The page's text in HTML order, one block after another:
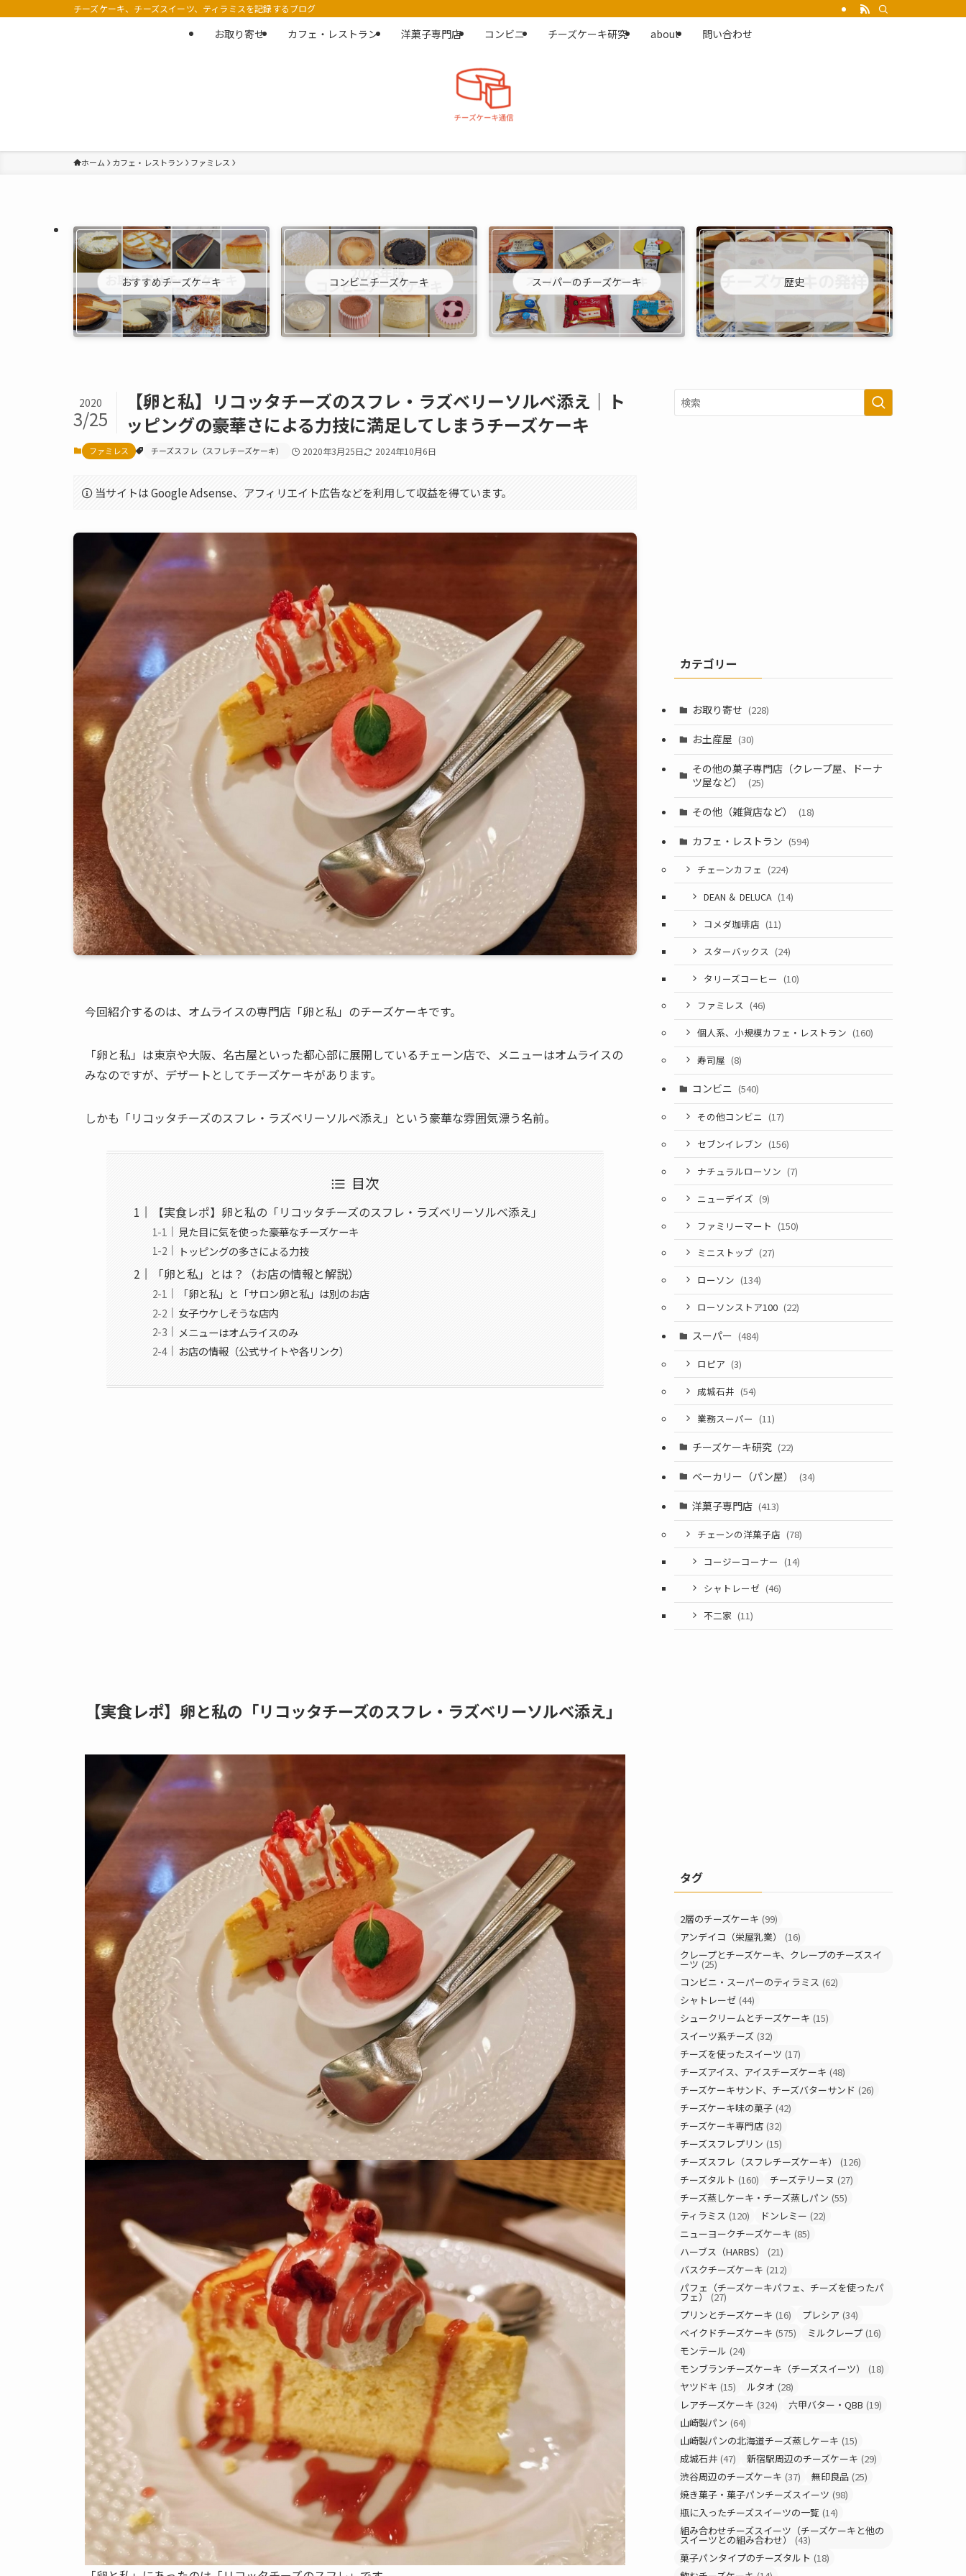
チーズケーキ、チーズスイーツ、ティラミスを記録するブログ
お取り寄せ カフェ・レストラン 洋菓子専門店 コンビニ チーズケーキ研究 about 問い合わせ
ホーム カフェ・レストラン ファミレス
おすすめチーズケーキ コンビニチーズケーキ スーパーのチーズケーキ 歴史
【卵と私】リコッタチーズのスフレ・ラズベリーソルベ添え｜ト
ッピングの豪華さによる力技に満足してしまうチーズケーキ
2020
3/25
ファミレス チーズスフレ（スフレチーズケーキ） 2020年3月25日 2024年10月6日
当サイトは Google Adsense、アフィリエイト広告などを利用して収益を得ています。
今回紹介するのは、オムライスの専門店「卵と私」のチーズケーキです。
「卵と私」は東京や大阪、名古屋といった都心部に展開しているチェーン店で、メニューはオムライスの
みなのですが、デザートとしてチーズケーキがあります。
しかも「リコッタチーズのスフレ・ラズベリーソルベ添え」という豪華な雰囲気漂う名前。
目次
【実食レポ】卵と私の「リコッタチーズのスフレ・ラズベリーソルベ添え」
見た目に気を使った豪華なチーズケーキ
トッピングの多さによる力技
「卵と私」とは？（お店の情報と解説）
「卵と私」と「サロン卵と私」は別のお店
女子ウケしそうな店内
メニューはオムライスのみ
お店の情報（公式サイトや各リンク）
【実食レポ】卵と私の「リコッタチーズのスフレ・ラズベリーソルベ添え」
カテゴリー
お取り寄せ (228)
お土産屋 (30)
その他の菓子専門店（クレープ屋、ドーナ
ツ屋など）
(25)
その他（雑貨店など） (18)
カフェ・レストラン (594)
チェーンカフェ (224)
DEAN ＆ DELUCA (14)
コメダ珈琲店 (11)
スターバックス (24)
タリーズコーヒー (10)
ファミレス (46)
個人系、小規模カフェ・レストラン (160)
寿司屋 (8)
コンビニ (540)
その他コンビニ (17)
セブンイレブン (156)
ナチュラルローソン (7)
ニューデイズ (9)
ファミリーマート (150)
ミニストップ (27)
ローソン (134)
ローソンストア100 (22)
スーパー (484)
ロピア (3)
成城石井 (54)
業務スーパー (11)
チーズケーキ研究 (22)
ベーカリー（パン屋） (34)
洋菓子専門店 (413)
チェーンの洋菓子店 (78)
コージーコーナー (14)
シャトレーゼ (46)
不二家 (11)
タグ
2層のチーズケーキ (99)
アンデイコ（栄屋乳業）
(16)
クレープとチーズケーキ、クレープのチーズスイ
ーツ (25)
コンビニ・スーパーのティラミス (62)
シャトレーゼ (44)
シュークリームとチーズケーキ (15)
スイーツ系チーズ (32)
チーズを使ったスイーツ (17)
チーズアイス、アイスチーズケーキ (48)
チーズケーキサンド、チーズバターサンド (26)
チーズケーキ味の菓子 (42)
チーズケーキ専門店 (32)
チーズスフレプリン (15)
チーズスフレ（スフレチーズケーキ）
(126)
チーズタルト (160) チーズテリーヌ (27)
チーズ蒸しケーキ・チーズ蒸しパン (55)
ティラミス (120) ドンレミー (22)
ニューヨークチーズケーキ (85)
ハーブス（HARBS）
(21)
バスクチーズケーキ (212)
パフェ（チーズケーキパフェ、チーズを使ったパ
フェ） (27)
プリンとチーズケーキ (16) プレシア (34)
ベイクドチーズケーキ (575) ミルクレープ (16)
モンテール (24)
モンブランチーズケーキ（チーズスイーツ）
(18)
ヤツドキ (15) ルタオ (28)
レアチーズケーキ (324) 六甲バター・QBB (19)
山崎製パン (64)
山崎製パンの北海道チーズ蒸しケーキ (15)
成城石井 (47) 新宿駅周辺のチーズケーキ (29)
渋谷周辺のチーズケーキ (37) 無印良品 (25)
焼き菓子・菓子パンチーズスイーツ (98)
瓶に入ったチーズスイーツの一覧 (14)
組み合わせチーズスイーツ（チーズケーキと他の
スイーツとの組み合わせ）
(43)
菓子パンタイプのチーズタルト (18)